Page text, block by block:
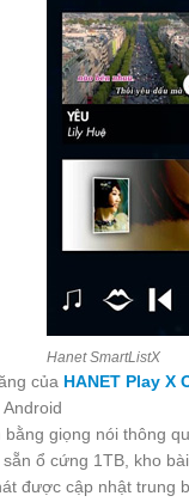
Hanet SmartListX
của HANET Play X
bằng giọng nói thông
ổ cứng 1TB, kho
được cập nhật trung